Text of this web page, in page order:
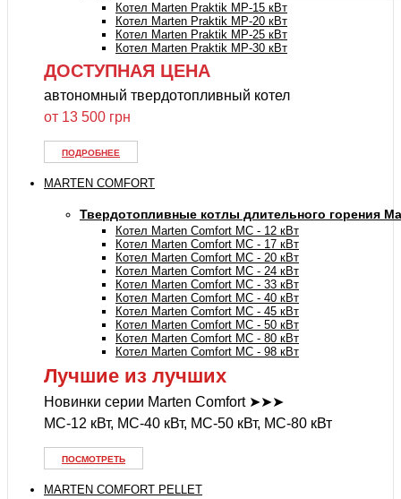
Котел Marten Praktik MP-15 кВт
Котел Marten Praktik MP-20 кВт
Котел Marten Praktik MP-25 кВт
Котел Marten Praktik MP-30 кВт
ДОСТУПНАЯ ЦЕНА
автономный твердотопливный котел
от 13 500 грн
ПОДРОБНЕЕ
MARTEN COMFORT
Твердотопливные котлы длительного горения
Котел Marten Comfort MC - 12 кВт
Котел Marten Comfort MC - 17 кВт
Котел Marten Comfort MC - 20 кВт
Котел Marten Comfort MC - 24 кВт
Котел Marten Comfort MC - 33 кВт
Котел Marten Comfort MC - 40 кВт
Котел Marten Comfort MC - 45 кВт
Котел Marten Comfort MC - 50 кВт
Котел Marten Comfort MC - 80 кВт
Котел Marten Comfort MC - 98 кВт
Лучшие из лучших
Новинки серии Marten Comfort ➤➤➤
MC-12 кВт, MC-40 кВт, MC-50 кВт, MC-80 кВт
ПОСМОТРЕТЬ
MARTEN COMFORT PELLET